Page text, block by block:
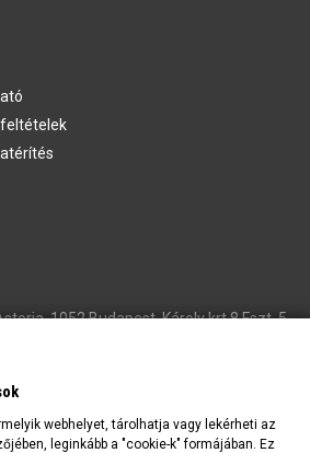
1052 Budapest, Károly krt 8 Fszt. 5.
webhelyet, tárolhatja vagy lekérheti az
leginkább a "cookie-k" formájában. Ez